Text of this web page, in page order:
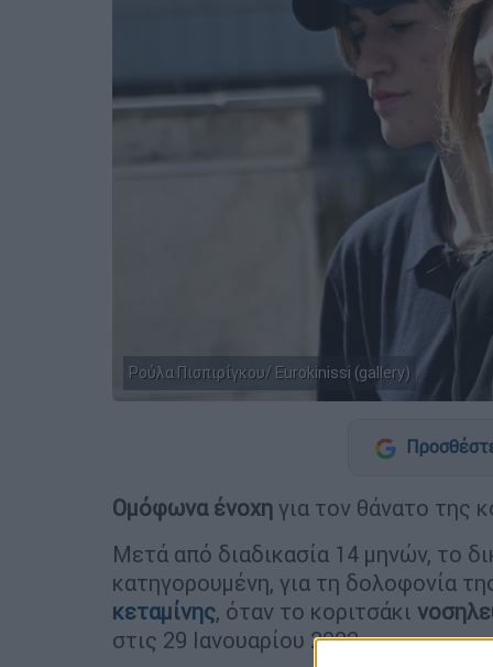
Ρούλα Πισπιρίγκου/ Eurokinissi (gallery)
Ομόφωνα ένοχη για τον θάνατο της
Μετά από διαδικασία 14 μηνών, το
κατηγορουμένη, για τη δολοφονία
κεταμίνης, όταν το κοριτσάκι
στις 29 Ιανουαρίου 2022.